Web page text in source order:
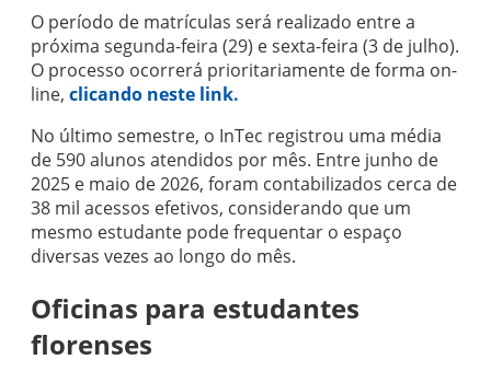
O período de matrículas será realizado entre a
próxima segunda-feira (29) e sexta-feira (3 de julho).
O processo ocorrerá prioritariamente de forma on-
line, clicando neste link.
No último semestre, o InTec registrou uma média
de 590 alunos atendidos por mês. Entre junho de
2025 e maio de 2026, foram contabilizados cerca de
38 mil acessos efetivos, considerando que um
mesmo estudante pode frequentar o espaço
diversas vezes ao longo do mês.
Oficinas para estudantes
florenses